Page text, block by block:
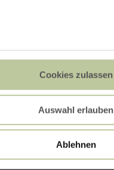
Cookies zulassen
Auswahl erlauben
Ablehnen